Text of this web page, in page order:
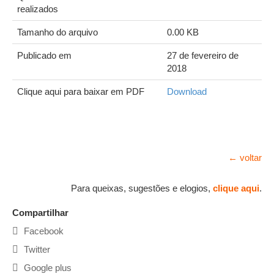
realizados
Tamanho do arquivo 0.00 KB
Publicado em
27 de fevereiro de
2018
Clique aqui para baixar em PDF Download
← voltar
Para queixas, sugestões e elogios, clique aqui.
Compartilhar
Facebook
Twitter
Google plus